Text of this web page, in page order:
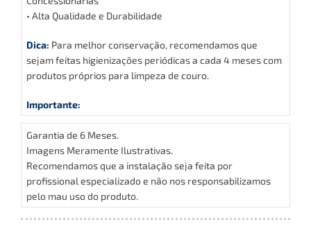
• Alta Qualidade e Durabilidade
Dica: Para melhor conservação, recomendamos que
sejam feitas higienizações periódicas a cada 4 meses com
produtos próprios para limpeza de couro.
Importante:
Garantia de 6 Meses.
Imagens Meramente Ilustrativas.
Recomendamos que a instalação seja feita por
profissional especializado e não nos responsabilizamos
pelo mau uso do produto.